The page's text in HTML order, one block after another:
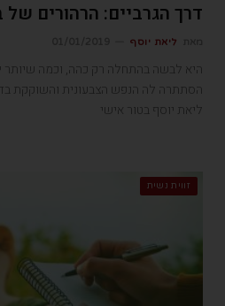
דרך הגרביים: הרהורים
ליאת יוסף
היא לבשה בהתחלה רק כהה, וכמה שיותר
הסתתרה לה הנפש הצבעונית והשוקקת
ליאת יוסף בטור אישי
זווית נשית